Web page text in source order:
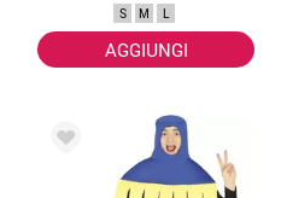
S M L
AGGIUNGI